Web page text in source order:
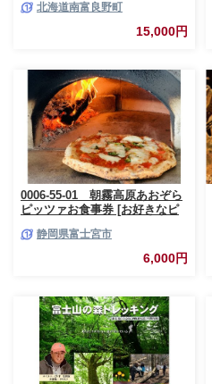
なやま湖 宿泊券 入場券 シーズ
北海道南富良野町
15,000円
0006-55-01 朝霧高原あおぞら
ピッツァお食事券 [お好きなピ
静岡県富士宮市
6,000円